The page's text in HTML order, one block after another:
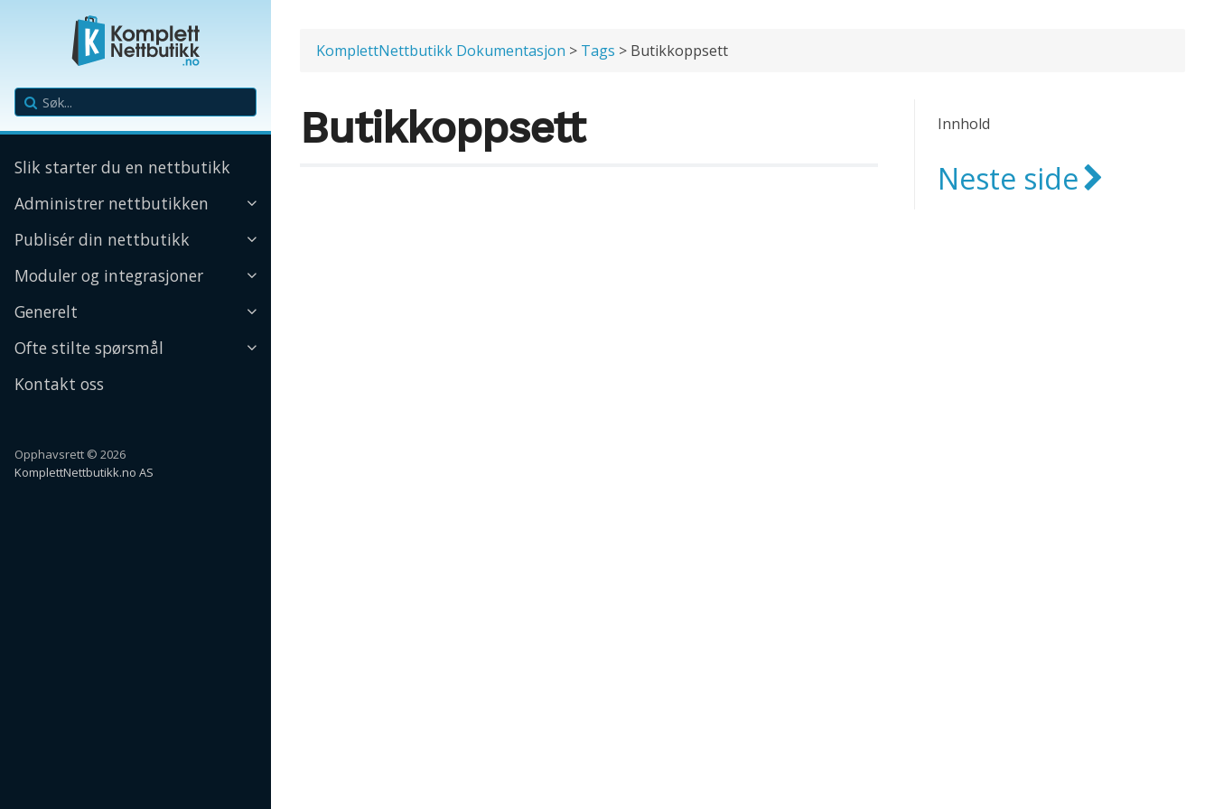
Slik starter du en nettbutikk
Administrer nettbutikken
Publisér din nettbutikk
Moduler og integrasjoner
Generelt
Ofte stilte spørsmål
Kontakt oss
Opphavsrett © 2026
KomplettNettbutikk.no AS
KomplettNettbutikk Dokumentasjon > Tags > Butikkoppsett
Innhold
Neste side
Butikkoppsett